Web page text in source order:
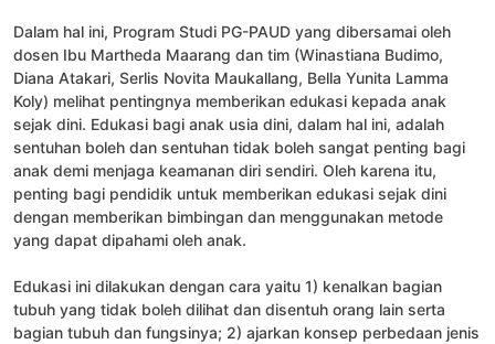
Dalam hal ini, Program Studi PG-PAUD yang dibersamai oleh
dosen Ibu Martheda Maarang dan tim (Winastiana Budimo,
Diana Atakari, Serlis Novita Maukallang, Bella Yunita Lamma
Koly) melihat pentingnya memberikan edukasi kepada anak
sejak dini. Edukasi bagi anak usia dini, dalam hal ini, adalah
sentuhan boleh dan sentuhan tidak boleh sangat penting bagi
anak demi menjaga keamanan diri sendiri. Oleh karena itu,
penting bagi pendidik untuk memberikan edukasi sejak dini
dengan memberikan bimbingan dan menggunakan metode
yang dapat dipahami oleh anak.
Edukasi ini dilakukan dengan cara yaitu 1) kenalkan bagian
tubuh yang tidak boleh dilihat dan disentuh orang lain serta
bagian tubuh dan fungsinya; 2) ajarkan konsep perbedaan jenis